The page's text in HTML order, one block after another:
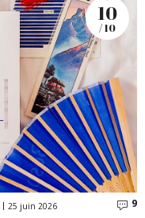
25 juin 2026 9
10
/ 10